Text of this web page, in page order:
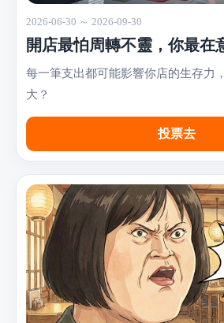
2026-06-30 ～ 2026-09-30
開店最怕周轉不靈，你最在
每一筆支出都可能影響你店的生存力
大？
投票去